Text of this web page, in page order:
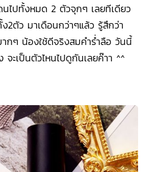
นไปทั้งหมด 2 ตัวจุกๆ เลยทีเดียว
2ตัว มาเดือนกว่าๆแล้ว รู้สึกว่า
ากๆ น้องใช้ดีจริงสมคำร่ำลือ วันนี้
ะเป็นตัวไหนไปดูกันเลยค๊าา ^^